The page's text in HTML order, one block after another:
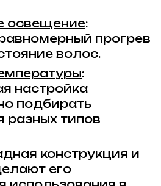
освещение:
прогрев
волос.
:
настройка
подбирать
разных типов
конструкция и
его